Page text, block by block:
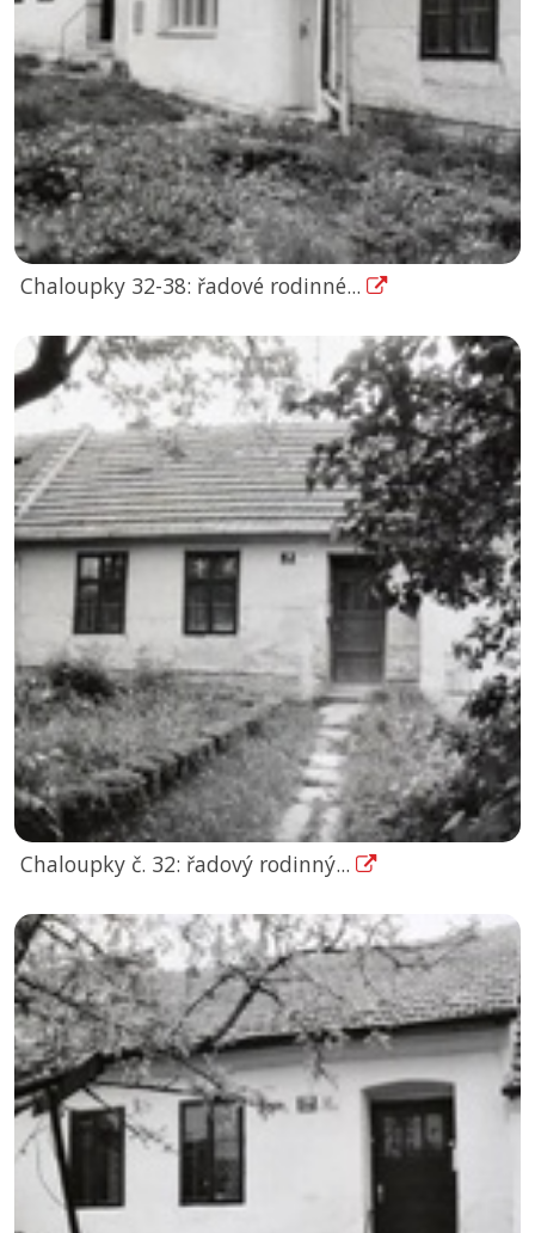
Chaloupky 32-38: řadové rodinné...
Chaloupky č. 32: řadový rodinný...